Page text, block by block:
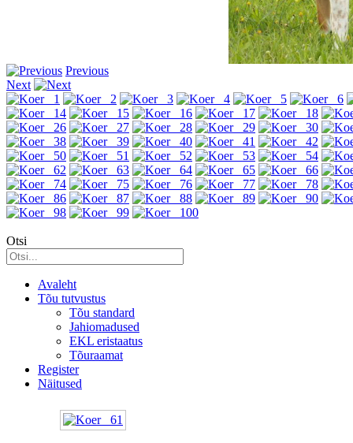
Previous
Next
Otsi
Avaleht
Tõu tutvustus
Tõu standard
Jahiomadused
EKL eristaatus
Tõuraamat
Register
Näitused